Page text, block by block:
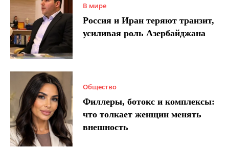
В мире
Россия и Иран теряют транзит,
усиливая роль Азербайджана
Общество
Филлеры, ботокс и комплексы:
что толкает женщин менять
внешность